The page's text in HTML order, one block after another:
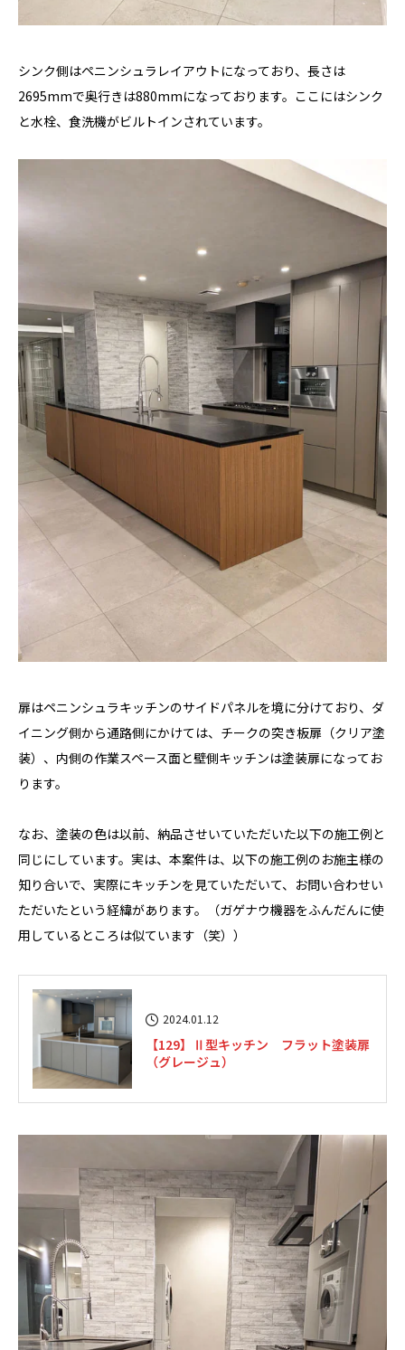
シンク側はペニンシュラレイアウトになっており、長さは
2695mmで奥行きは880mmになっております。ここにはシンク
と水栓、食洗機がビルトインされています。
扉はペニンシュラキッチンのサイドパネルを境に分けており、ダ
イニング側から通路側にかけては、チークの突き板扉（クリア塗
装）、内側の作業スペース面と壁側キッチンは塗装扉になってお
ります。
なお、塗装の色は以前、納品させいていただいた以下の施工例と
同じにしています。実は、本案件は、以下の施工例のお施主様の
知り合いで、実際にキッチンを見ていただいて、お問い合わせい
ただいたという経緯があります。（ガゲナウ機器をふんだんに使
用しているところは似ています（笑））
2024.01.12
【129】Ⅱ型キッチン フラット塗装扉
（グレージュ）